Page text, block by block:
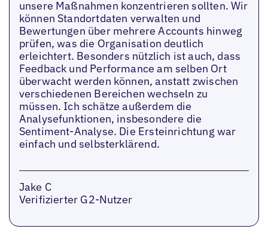
unsere Maßnahmen konzentrieren sollten. Wir
können Standortdaten verwalten und
Bewertungen über mehrere Accounts hinweg
prüfen, was die Organisation deutlich
erleichtert. Besonders nützlich ist auch, dass
Feedback und Performance am selben Ort
überwacht werden können, anstatt zwischen
verschiedenen Bereichen wechseln zu
müssen. Ich schätze außerdem die
Analysefunktionen, insbesondere die
Sentiment-Analyse. Die Ersteinrichtung war
einfach und selbsterklärend.
Jake C
Verifizierter G2-Nutzer